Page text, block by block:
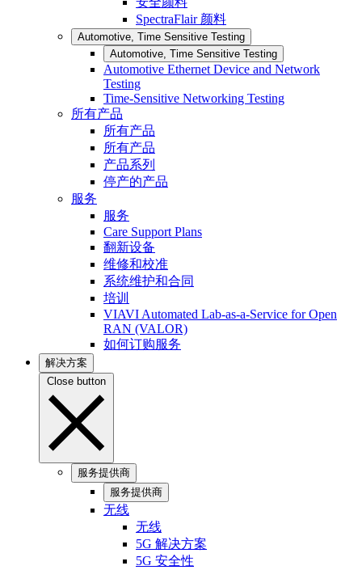
SpectraFlair 颜料
Automotive, Time Sensitive Testing
Automotive, Time Sensitive Testing
Automotive Ethernet Device and Network
Testing
Time-Sensitive Networking Testing
所有产品
所有产品
所有产品
产品系列
停产的产品
服务
服务
Care Support Plans
翻新设备
维修和校准
系统维护和合同
培训
VIAVI Automated Lab-as-a-Service for Open
RAN (VALOR)
如何订购服务
解决方案
Close button
服务提供商
服务提供商
无线
无线
5G 解决方案
5G 安全性